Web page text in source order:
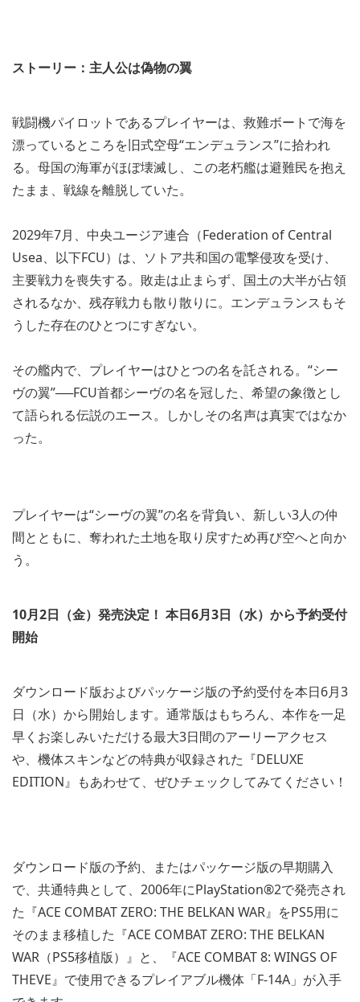
ストーリー：主人公は偽物の翼
戦闘機パイロットであるプレイヤーは、救難ボートで海を
漂っているところを旧式空母“エンデュランス”に拾われ
る。母国の海軍がほぼ壊滅し、この老朽艦は避難民を抱え
たまま、戦線を離脱していた。
2029年7月、中央ユージア連合（Federation of Central
Usea、以下FCU）は、ソトア共和国の電撃侵攻を受け、
主要戦力を喪失する。敗走は止まらず、国土の大半が占領
されるなか、残存戦力も散り散りに。エンデュランスもそ
うした存在のひとつにすぎない。
その艦内で、プレイヤーはひとつの名を託される。“シー
ヴの翼”──FCU首都シーヴの名を冠した、希望の象徴とし
て語られる伝説のエース。しかしその名声は真実ではなか
った。
プレイヤーは“シーヴの翼”の名を背負い、新しい3人の仲
間とともに、奪われた土地を取り戻すため再び空へと向か
う。
10月2日（金）発売決定！ 本日6月3日（水）から予約受付
開始
ダウンロード版およびパッケージ版の予約受付を本日6月3
日（水）から開始します。通常版はもちろん、本作を一足
早くお楽しみいただける最大3日間のアーリーアクセス
や、機体スキンなどの特典が収録された『DELUXE
EDITION』もあわせて、ぜひチェックしてみてください！
ダウンロード版の予約、またはパッケージ版の早期購入
で、共通特典として、2006年にPlayStation®2で発売され
た『ACE COMBAT ZERO: THE BELKAN WAR』をPS5用に
そのまま移植した『ACE COMBAT ZERO: THE BELKAN
WAR（PS5移植版）』と、『ACE COMBAT 8: WINGS OF
THEVE』で使用できるプレイアブル機体「F-14A」が入手